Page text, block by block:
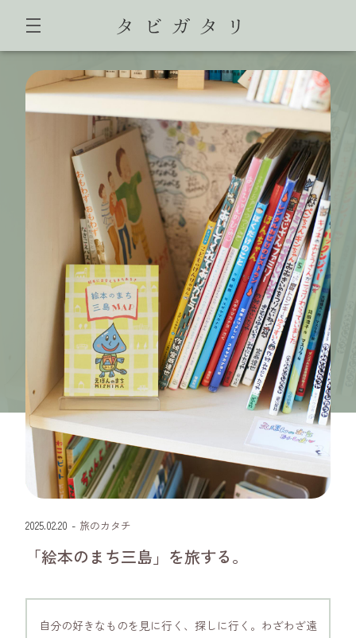
2025.02.20 - 旅のカタチ
「絵本のまち三島」を旅する。
自分の好きなものを見に行く、探しに行く。わざわざ遠